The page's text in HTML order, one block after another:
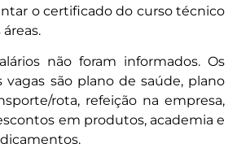
o certificado do curso técnico
não foram informados. Os
vagas são plano de saúde, plano
rota, refeição na empresa,
em produtos, academia e